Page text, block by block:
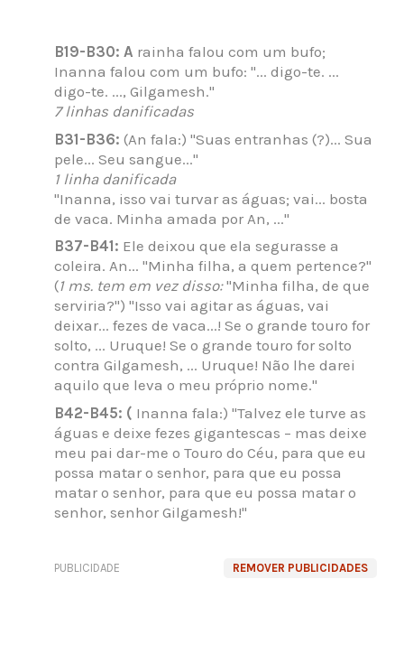
B19-B30: A rainha falou com um bufo;
Inanna falou com um bufo: "... digo-te. ...
digo-te. ..., Gilgamesh."
7 linhas danificadas
B31-B36: (An fala:) "Suas entranhas (?)... Sua
pele... Seu sangue..."
1 linha danificada
"Inanna, isso vai turvar as águas; vai... bosta
de vaca. Minha amada por An, ..."
B37-B41: Ele deixou que ela segurasse a
coleira. An... "Minha filha, a quem pertence?"
(1 ms. tem em vez disso:"Minha filha, de que
serviria?") "Isso vai agitar as águas, vai
deixar... fezes de vaca...! Se o grande touro for
solto, ... Uruque! Se o grande touro for solto
contra Gilgamesh, ... Uruque! Não lhe darei
aquilo que leva o meu próprio nome."
B42-B45: ( Inanna fala:) "Talvez ele turve as
águas e deixe fezes gigantescas – mas deixe
meu pai dar-me o Touro do Céu, para que eu
possa matar o senhor, para que eu possa
matar o senhor, para que eu possa matar o
senhor, senhor Gilgamesh!"
REMOVER PUBLICIDADES
PUBLICIDADE